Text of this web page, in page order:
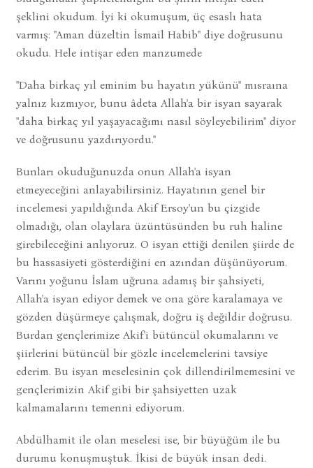
şeklini okudum. İyi ki okumuşum, üç esaslı hata
varmış: "Aman düzeltin İsmail Habib" diye doğrusunu
okudu. Hele intişar eden manzumede
"Daha birkaç yıl eminim bu hayatın yükünü" mısraına
yalnız kızmıyor, bunu âdeta Allah'a bir isyan sayarak
"daha birkaç yıl yaşayacağımı nasıl söyleyebilirim" diyor
ve doğrusunu yazdırıyordu."
Bunları okuduğunuzda onun Allah'a isyan
etmeyeceğini anlayabilirsiniz. Hayatının genel bir
incelemesi yapıldığında Akif Ersoy'un bu çizgide
olmadığı, olan olaylara üzüntüsünden bu ruh haline
girebileceğini anlıyoruz. O isyan ettiği denilen şiirde de
bu hassasiyeti gösterdiğini en azından düşünüyorum.
Varını yoğunu İslam uğruna adamış bir şahsiyeti,
Allah'a isyan ediyor demek ve ona göre karalamaya ve
gözden düşürmeye çalışmak, doğru iş değildir doğrusu.
Burdan gençlerimize Akif'i bütüncül okumalarını ve
şiirlerini bütüncül bir gözle incelemelerini tavsiye
ederim. Bu isyan meselesinin çok dillendirilmemesini ve
gençlerimizin Akif gibi bir şahsiyetten uzak
kalmamalarını temenni ediyorum.
Abdülhamit ile olan meselesi ise, bir büyüğüm ile bu
durumu konuşmuştuk. İkisi de büyük insan dedi.